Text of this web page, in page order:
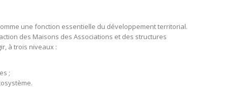
une fonction essentielle du développement territorial.
des Maisons des Associations et des structures
à trois niveaux :
;